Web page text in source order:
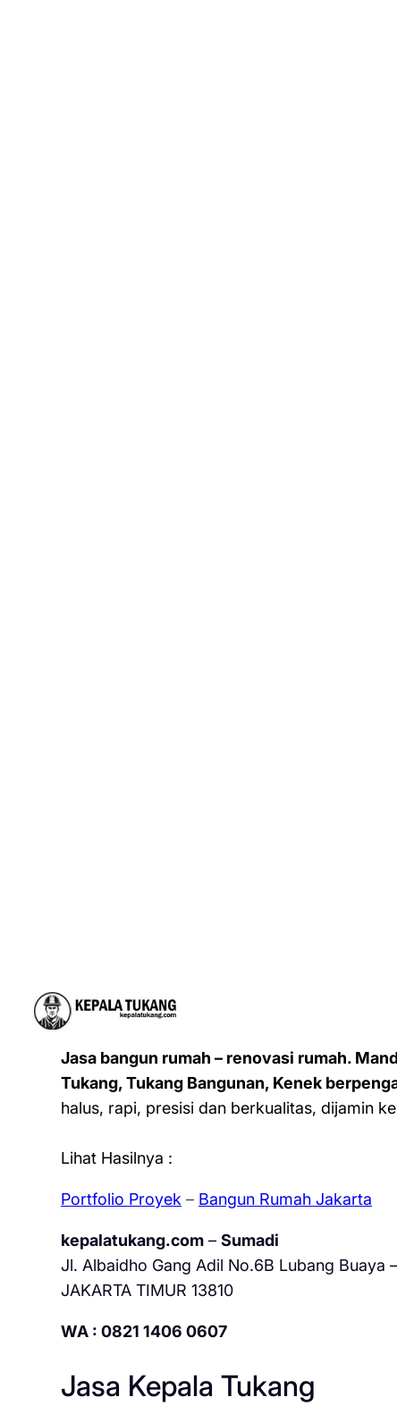
Jasa bangun rumah – renovasi rumah.
Tukang, Tukang Bangunan, Kenek
halus, rapi, presisi dan berkualitas, dijamin
Lihat Hasilnya :
Portfolio Proyek – Bangun Rumah Jakarta
kepalatukang.com– Sumadi
Jl. Albaidho Gang Adil No.6B Lubang Buaya
JAKARTA TIMUR 13810
WA : 0821 1406 0607
Jasa Kepala Tukang